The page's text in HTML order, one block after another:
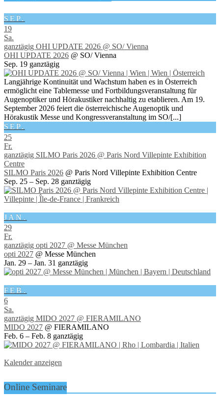
SEP.
19
Sa.
ganztägig OHI UPDATE 2026 @ SO/ Vienna
OHI UPDATE 2026 @ SO/ Vienna
Sep. 19 ganztägig
Langjährige Kontinuität und Wachstum haben es in Österreich
ermöglicht eine Tablemesse und Fortbildungsveranstaltung für
Augenoptiker und Hörakustiker nachhaltig zu etablieren. Am 19.
September 2026 feiert die österreichische Augenoptik und
Hörakustik Messe und Kongressveranstaltung im SO/[...]
SEP.
25
Fr.
ganztägig SILMO Paris 2026 @ Paris Nord Villepinte Exhibition
Centre
SILMO Paris 2026 @ Paris Nord Villepinte Exhibition Centre
Sep. 25 – Sep. 28 ganztägig
JAN.
29
Fr.
ganztägig opti 2027 @ Messe München
opti 2027 @ Messe München
Jan. 29 – Jan. 31 ganztägig
FEB.
6
Sa.
ganztägig MIDO 2027 @ FIERAMILANO
MIDO 2027 @ FIERAMILANO
Feb. 6 – Feb. 8 ganztägig
Kalender anzeigen
Online Seminare